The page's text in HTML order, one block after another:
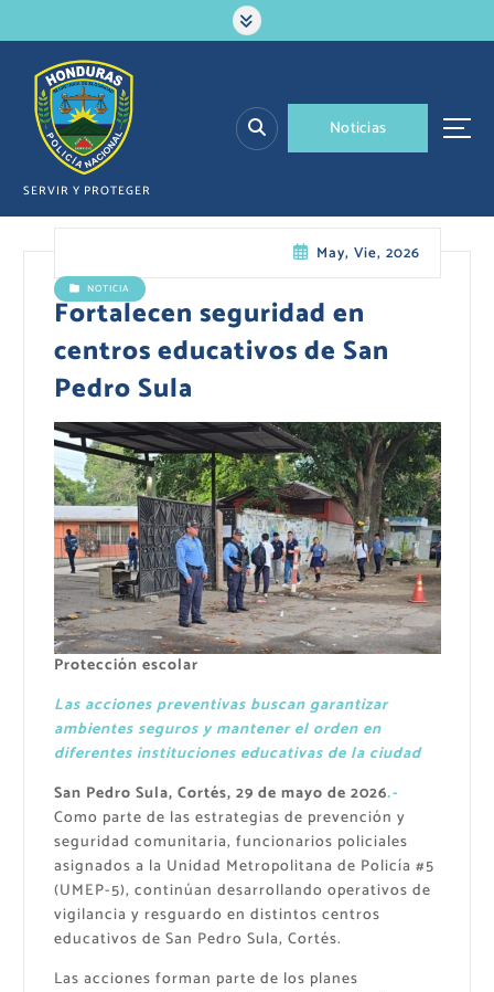
a
SERVIR Y PROTEGER
Noticias
May, Vie, 2026
NOTICIA
Fortalecen seguridad en
centros educativos de San
Pedro Sula
Protección escolar
Las acciones preventivas buscan garantizar
ambientes seguros y mantener el orden en
diferentes instituciones educativas de la ciudad
San Pedro Sula, Cortés, 29 de mayo de 2026.-
Como parte de las estrategias de prevención y
seguridad comunitaria, funcionarios policiales
asignados a la Unidad Metropolitana de Policía #5
(UMEP-5), continúan desarrollando operativos de
vigilancia y resguardo en distintos centros
educativos de San Pedro Sula, Cortés.
Las acciones forman parte de los planes